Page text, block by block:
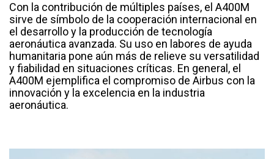
Con la contribución de múltiples países, el A400M
sirve de símbolo de la cooperación internacional en
el desarrollo y la producción de tecnología
aeronáutica avanzada. Su uso en labores de ayuda
humanitaria pone aún más de relieve su versatilidad
y fiabilidad en situaciones críticas. En general, el
A400M ejemplifica el compromiso de Airbus con la
innovación y la excelencia en la industria
aeronáutica.